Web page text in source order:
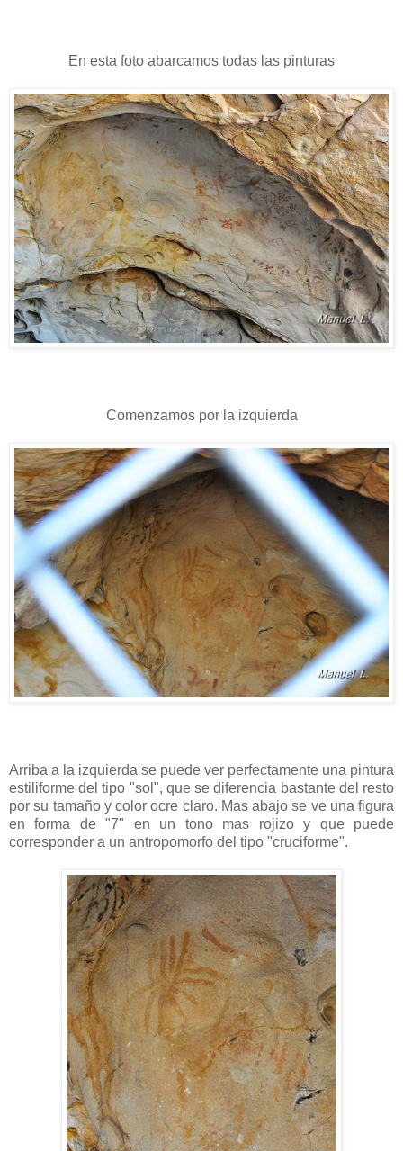
En esta foto abarcamos todas las pinturas
Comenzamos por la izquierda
Arriba a la izquierda se puede ver perfectamente una pintura
estiliforme del tipo "sol", que se diferencia bastante del resto
por su tamaño y color ocre claro. Mas abajo se ve una figura
en forma de "7" en un tono mas rojizo y que puede
corresponder a un antropomorfo del tipo "cruciforme".